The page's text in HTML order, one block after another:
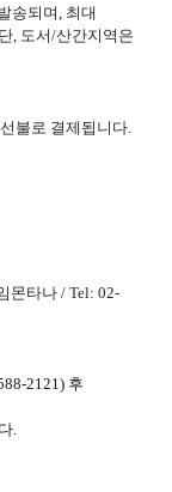
송되며, 최대
, 도서/산간지역은
불로 결제됩니다.
몬타나 / Tel: 02-
2121) 후
.